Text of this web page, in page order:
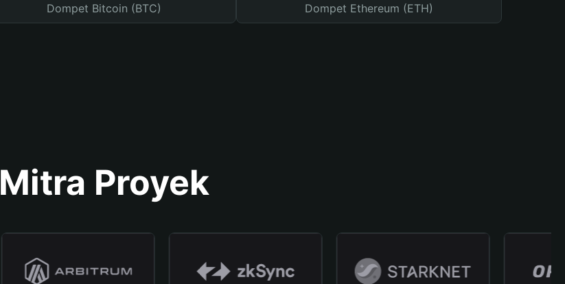
Dompet Bitcoin (BTC) Dompet Ethereum (ETH)
Mitra Proyek